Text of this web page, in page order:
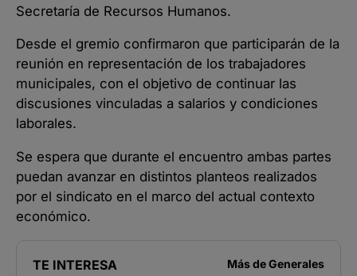
Secretaría de Recursos Humanos.
Desde el gremio confirmaron que participarán de la
reunión en representación de los trabajadores
municipales, con el objetivo de continuar las
discusiones vinculadas a salarios y condiciones
laborales.
Se espera que durante el encuentro ambas partes
puedan avanzar en distintos planteos realizados
por el sindicato en el marco del actual contexto
económico.
TE INTERESA Más deGenerales